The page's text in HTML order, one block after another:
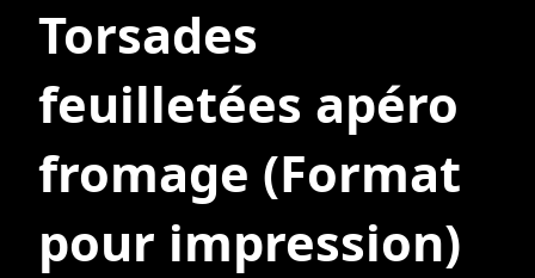
Torsades
feuilletées apéro
fromage (Format
pour impression)